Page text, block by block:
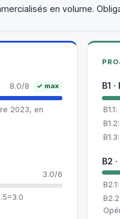
en volume.
8.0/8 ✓ max
2023, en
3.0/6
B1
B2